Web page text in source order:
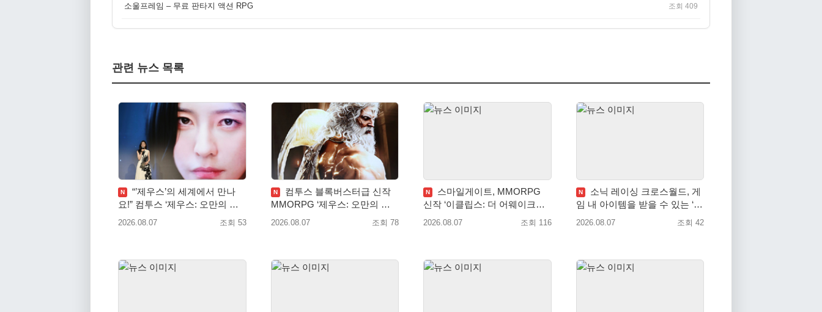
소울프레임 – 무료 판타지 액션 RPG 조회 409
관련 뉴스 목록
N
“’제우스’의 세계에서 만나
요!” 컴투스 ‘제우스: 오만의 신’
쇼케이스 찾은 배우 박지현
2026.08.07 조회 53
N
컴투스 블록버스터급 신작
MMORPG ‘제우스: 오만의 신’,
8월 26일 출시!
2026.08.07 조회 78
N
스마일게이트, MMORPG
신작 ‘이클립스: 더 어웨이크닝’
9월 10일 론칭!
2026.08.07 조회 116
N
소닉 레이싱 크로스월드, 게
임 내 아이템을 받을 수 있는 ‘레
전드 대회 라운드 7’ 개최!
2026.08.07 조회 42